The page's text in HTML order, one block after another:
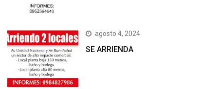
agosto 4, 2024
SE ARRIENDA